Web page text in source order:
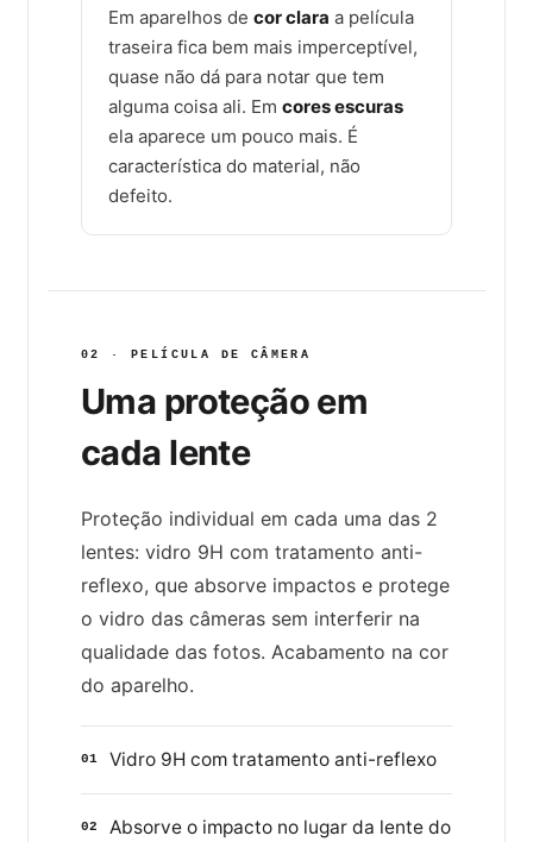
Em aparelhos de cor clara a película
traseira fica bem mais imperceptível,
quase não dá para notar que tem
alguma coisa ali. Em cores escuras
ela aparece um pouco mais. É
característica do material, não
defeito.
02 · PELÍCULA DE CÂMERA
Uma proteção em
cada lente
Proteção individual em cada uma das 2
lentes: vidro 9H com tratamento anti-
reflexo, que absorve impactos e protege
o vidro das câmeras sem interferir na
qualidade das fotos. Acabamento na cor
do aparelho.
01 Vidro 9H com tratamento anti-reflexo
02
Absorve o impacto no lugar da lente do